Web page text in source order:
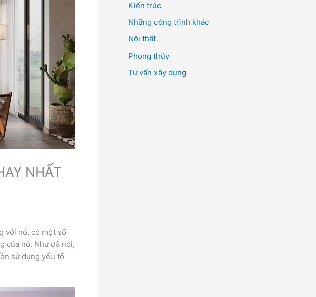
NHẤT
với nó, có một số
của nó. Như đã nói,
sử dụng yếu tố
ế
m
:
Kiến trúc
Những công trình khác
Nội thất
Phong thủy
Tư vấn xây dựng